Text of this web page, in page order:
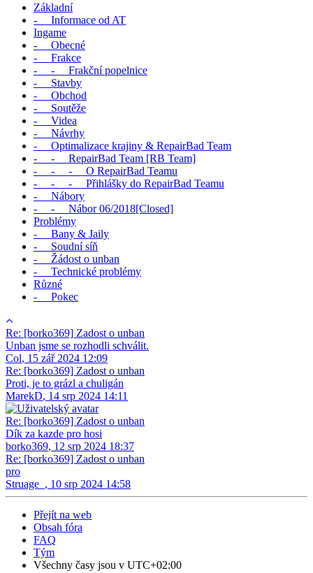
Základní
- Informace od AT
Ingame
- Obecné
- Frakce
- - Frakční popelnice
- Stavby
- Obchod
- Soutěže
- Videa
- Návrhy
- Optimalizace krajiny & RepairBad Team
- - RepairBad Team [RB Team]
- - - O RepairBad Teamu
- - - Přihlášky do RepairBad Teamu
- Nábory
- - Nábor 06/2018[Closed]
Problémy
- Bany & Jaily
- Soudní síň
- Žádost o unban
- Technické problémy
Různé
- Pokec
Re: [borko369] Zadost o unban
Unban jsme se rozhodli schválit.
Col, 15 zář 2024 12:09
Re: [borko369] Zadost o unban
Proti, je to grázl a chuligán
MarekD, 14 srp 2024 14:11
Re: [borko369] Zadost o unban
Dík za kazde pro hosi
borko369, 12 srp 2024 18:37
Re: [borko369] Zadost o unban
pro
Struage_ , 10 srp 2024 14:58
Přejít na web
Obsah fóra
FAQ
Tým
Všechny časy jsou v UTC+02:00